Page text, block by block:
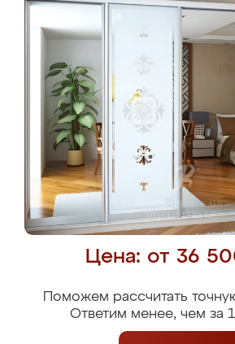
Цена: от 36
Поможем рассчитать
Ответим менее, чем за